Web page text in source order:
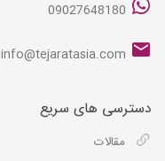
09027648180
info@tejaratasia.com
دسترسی های سریع
مقالات